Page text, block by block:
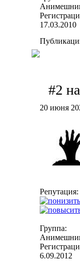
17.03.2010
#2
20 июня
Репутация:
Группа:
6.09.2012